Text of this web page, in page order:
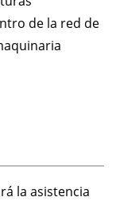
de la red de
la asistencia